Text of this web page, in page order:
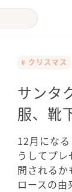
# クリスマス
サンタ
服、靴
12月にな
うしてプ
問される
ロースの由